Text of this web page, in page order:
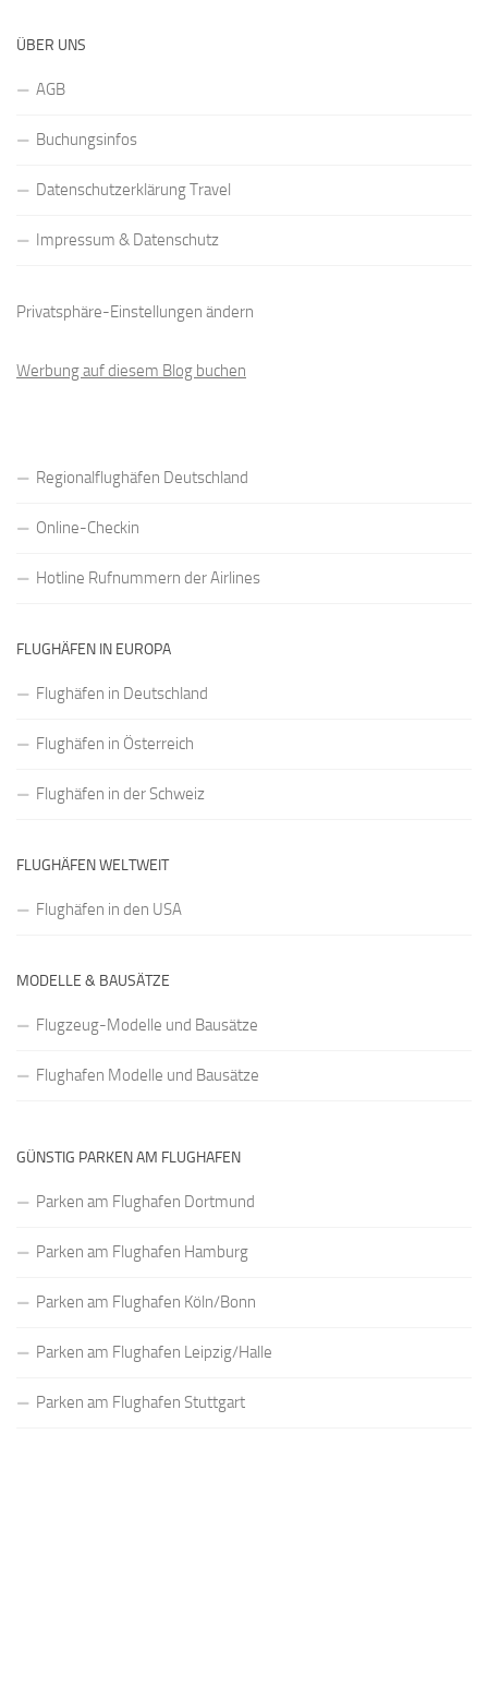
ÜBER UNS
AGB
Buchungsinfos
Datenschutzerklärung Travel
Impressum & Datenschutz
Privatsphäre-Einstellungen ändern
Werbung auf diesem Blog buchen
Regionalflughäfen Deutschland
Online-Checkin
Hotline Rufnummern der Airlines
FLUGHÄFEN IN EUROPA
Flughäfen in Deutschland
Flughäfen in Österreich
Flughäfen in der Schweiz
FLUGHÄFEN WELTWEIT
Flughäfen in den USA
MODELLE & BAUSÄTZE
Flugzeug-Modelle und Bausätze
Flughafen Modelle und Bausätze
GÜNSTIG PARKEN AM FLUGHAFEN
Parken am Flughafen Dortmund
Parken am Flughafen Hamburg
Parken am Flughafen Köln/Bonn
Parken am Flughafen Leipzig/Halle
Parken am Flughafen Stuttgart